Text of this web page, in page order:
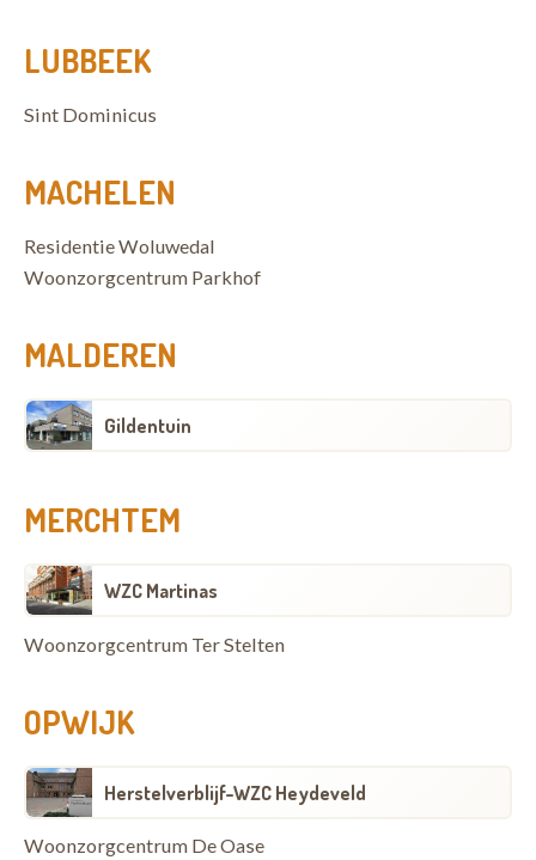
LUBBEEK
Sint Dominicus
MACHELEN
Residentie Woluwedal
Woonzorgcentrum Parkhof
MALDEREN
Gildentuin
MERCHTEM
WZC Martinas
Woonzorgcentrum Ter Stelten
OPWIJK
Herstelverblijf-WZC Heydeveld
Woonzorgcentrum De Oase